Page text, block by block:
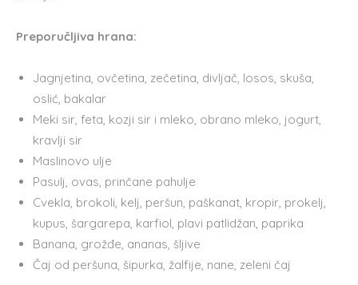
Preporučljiva hrana:
Jagnjetina, ovčetina, zečetina, divljač, losos, skuša,
oslić, bakalar
Meki sir, feta, kozji sir i mleko, obrano mleko, jogurt,
kravlji sir
Maslinovo ulje
Pasulj, ovas, prinčane pahulje
Cvekla, brokoli, kelj, peršun, paškanat, kropir, prokelj,
kupus, šargarepa, karfiol, plavi patlidžan, paprika
Banana, grožđe, ananas, šljive
Čaj od peršuna, šipurka, žalfije, nane, zeleni čaj